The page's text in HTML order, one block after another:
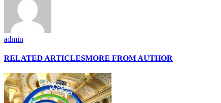
admin
RELATED ARTICLESMORE FROM AUTHOR